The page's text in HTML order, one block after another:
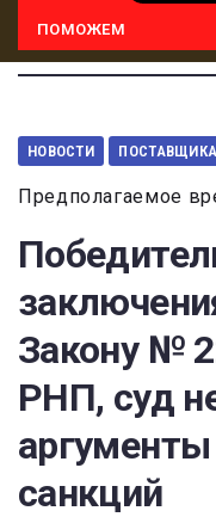
ПОМОЖЕМ
НОВОСТИ
Предполагаемое
Закону №
РНП, суд
санкций